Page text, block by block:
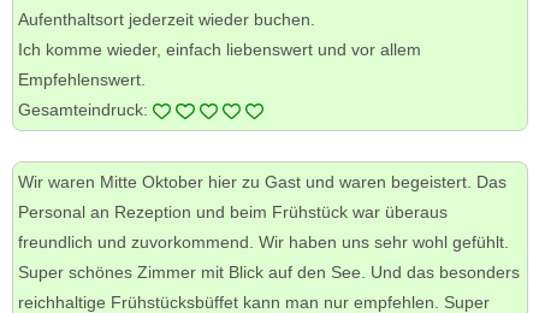
Aufenthaltsort jederzeit wieder buchen.
Ich komme wieder, einfach liebenswert und vor allem
Empfehlenswert.
Gesamteindruck:
Wir waren Mitte Oktober hier zu Gast und waren begeistert. Das
Personal an Rezeption und beim Frühstück war überaus
freundlich und zuvorkommend. Wir haben uns sehr wohl gefühlt.
Super schönes Zimmer mit Blick auf den See. Und das besonders
reichhaltige Frühstücksbüffet kann man nur empfehlen. Super